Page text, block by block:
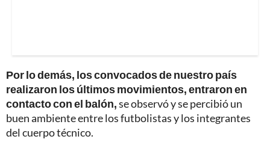
Por lo demás, los convocados de nuestro país
realizaron los últimos movimientos, entraron en
contacto con el balón,se observó y se percibió un
buen ambiente entre los futbolistas y los integrantes
del cuerpo técnico.